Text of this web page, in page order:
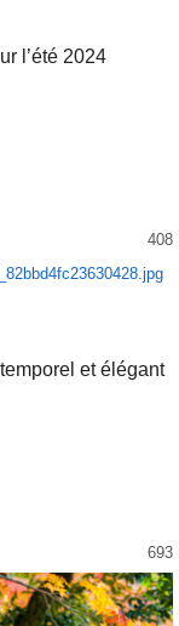
l’été 2024
408
et élégant
693